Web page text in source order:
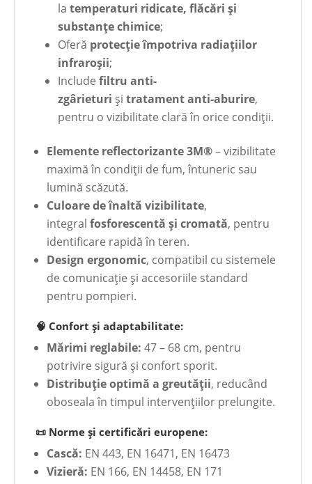
la temperaturi ridicate, flăcări și
substanțe chimice;
Oferă protecție împotriva radiațiilor
infraroșii;
Include filtru anti-
zgârieturi și tratament anti-aburire,
pentru o vizibilitate clară în orice condiții.
Elemente reflectorizante 3M®– vizibilitate
maximă în condiții de fum, întuneric sau
lumină scăzută.
Culoare de înaltă vizibilitate,
integral fosforescentă și cromată, pentru
identificare rapidă în teren.
Design ergonomic, compatibil cu sistemele
de comunicație și accesoriile standard
pentru pompieri.
🧠 Confort și adaptabilitate:
Mărimi reglabile: 47 – 68 cm, pentru
potrivire sigură și confort sporit.
Distribuție optimă a greutății, reducând
oboseala în timpul intervențiilor prelungite.
📜 Norme și certificări europene:
Cască: EN 443, EN 16471, EN 16473
Vizieră: EN 166, EN 14458, EN 171